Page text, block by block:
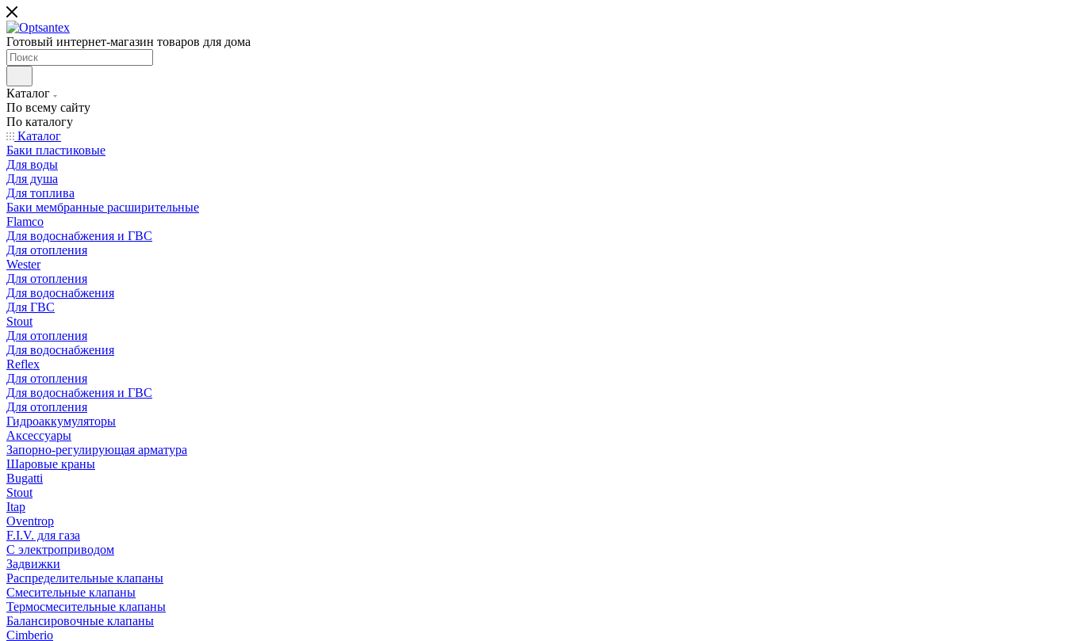
Готовый интернет-магазин товаров для дома
Каталог
По всему сайту
По каталогу
Каталог
Баки пластиковые
Для воды
Для душа
Для топлива
Баки мембранные расширительные
Flamco
Для водоснабжения и ГВС
Для отопления
Wester
Для отопления
Для водоснабжения
Для ГВС
Stout
Для отопления
Для водоснабжения
Reflex
Для отопления
Для водоснабжения и ГВС
Для отопления
Гидроаккумуляторы
Аксессуары
Запорно-регулирующая арматура
Шаровые краны
Bugatti
Stout
Itap
Oventrop
F.I.V. для газа
С электроприводом
Задвижки
Распределительные клапаны
Cмесительные клапаны
Термосмесительные клапаны
Балансировочные клапаны
Cimberio